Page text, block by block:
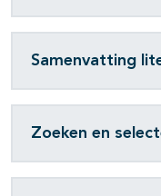
Samenvatting
Zoeken en